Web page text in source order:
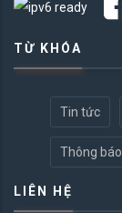
TỪ KHÓA
Tin tức
Thông báo
LIÊN HỆ